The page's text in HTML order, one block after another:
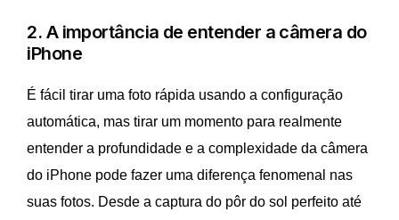
2. A importância de entender a câmera do
iPhone
É fácil tirar uma foto rápida usando a configuração
automática, mas tirar um momento para realmente
entender a profundidade e a complexidade da câmera
do iPhone pode fazer uma diferença fenomenal nas
suas fotos. Desde a captura do pôr do sol perfeito até